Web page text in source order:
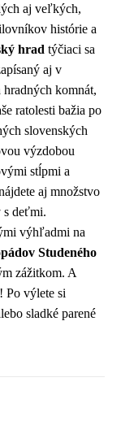
aj veľkých,
histórie a
hrad týčiaci sa
aj v
komnát,
ratolesti bažia po
slovenských
výzdobou
stĺpmi a
aj množstvo
s deťmi.
výhľadmi na
Studeného
zážitkom. A
Po výlete si
sladké parené